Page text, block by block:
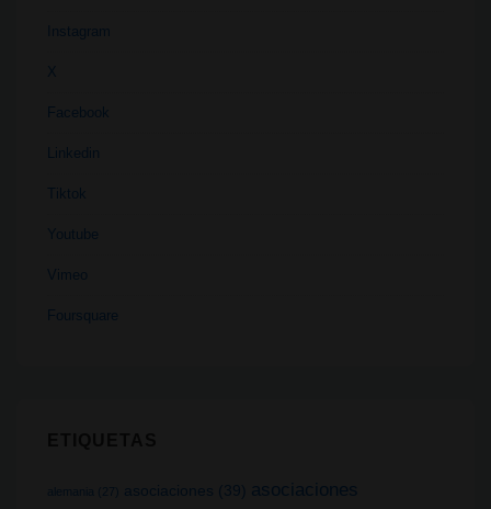
Instagram
X
Facebook
Linkedin
Tiktok
Youtube
Vimeo
Foursquare
alemania (27) asociaciones (39)
asociaciones